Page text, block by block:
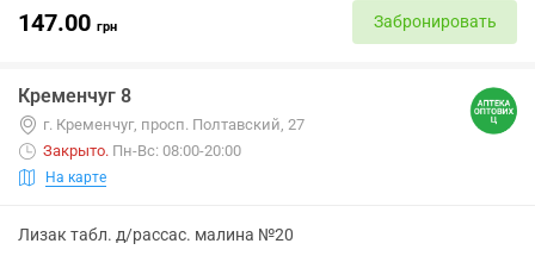
147.00 грн Забронировать
Кременчуг 8
г. Кременчуг, просп. Полтавский, 27
Закрыто. Пн-Вс: 08:00-20:00
На карте
Лизак табл. д/рассас. малина №20